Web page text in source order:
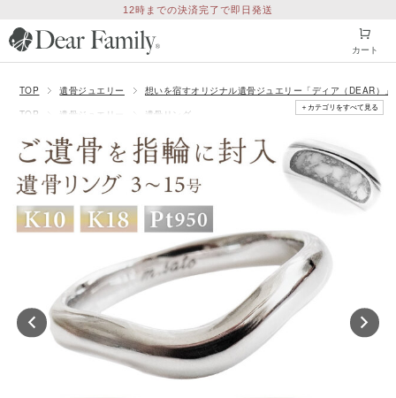
12時までの決済完了で即日発送
カート
TOP 遺骨ジュエリー
想いを宿すオリジナル遺骨ジュエリー「ディア（DEAR）」
TOP
遺骨ジュエリー
遺骨リング
TOP
遺骨ジュエリー 価格から探す 50001円〜100000円
＋カテゴリをすべて見る